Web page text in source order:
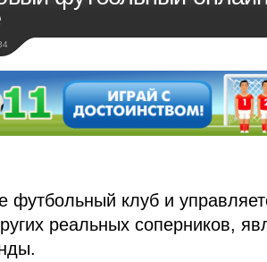
футбольный клуб и
реальных соперников,